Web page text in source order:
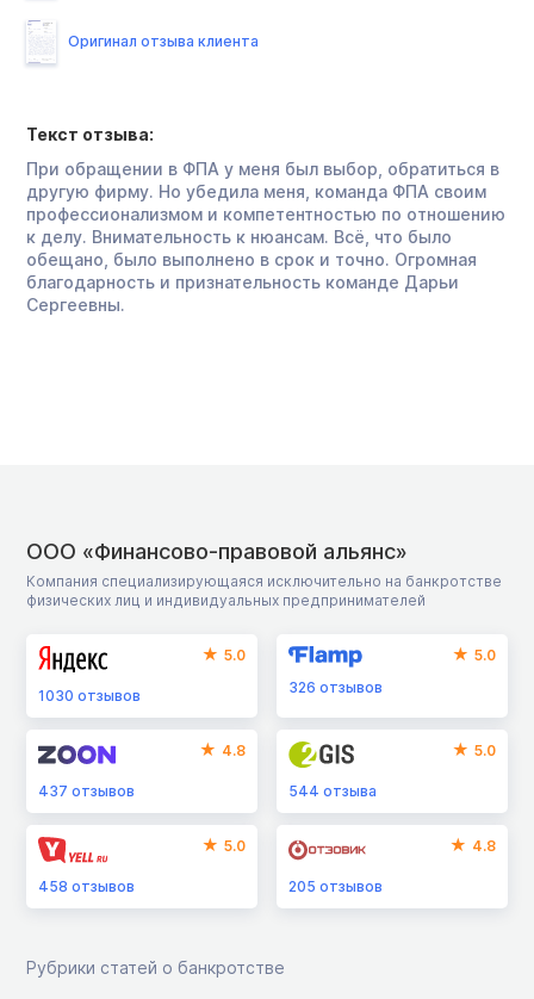
Текст отзыва:
При обращении в ФПА у меня был выбор, обратиться в
другую фирму. Но убедила меня, команда ФПА своим
профессионализмом и компетентностью по отношению
к делу. Внимательность к нюансам. Всё, что было
обещано, было выполнено в срок и точно. Огромная
благодарность и признательность команде Дарьи
Сергеевны.
Оригинал отзыва клиента
ООО «Финансово-правовой альянс»
Компания специализирующаяся исключительно на банкротстве
физических лиц и индивидуальных предпринимателей
5.0
1030 отзывов
5.0
326отзывов
4.8
437 отзывов
5.0
544отзыва
5.0
458 отзывов
4.8
205отзывов
Рубрики статей о банкротстве